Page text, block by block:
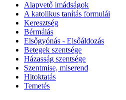
Alapvető imádságok
A katolikus tanítás formulái
Keresztség
Bérmálás
Elsőgyónás - Elsőáldozás
Betegek szentsége
Házasság szentsége
Szentmise, miserend
Hitoktatás
Temetés